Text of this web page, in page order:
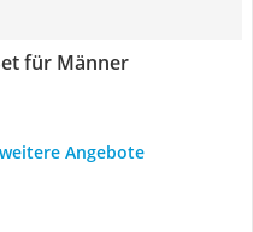
für Männer
Angebote